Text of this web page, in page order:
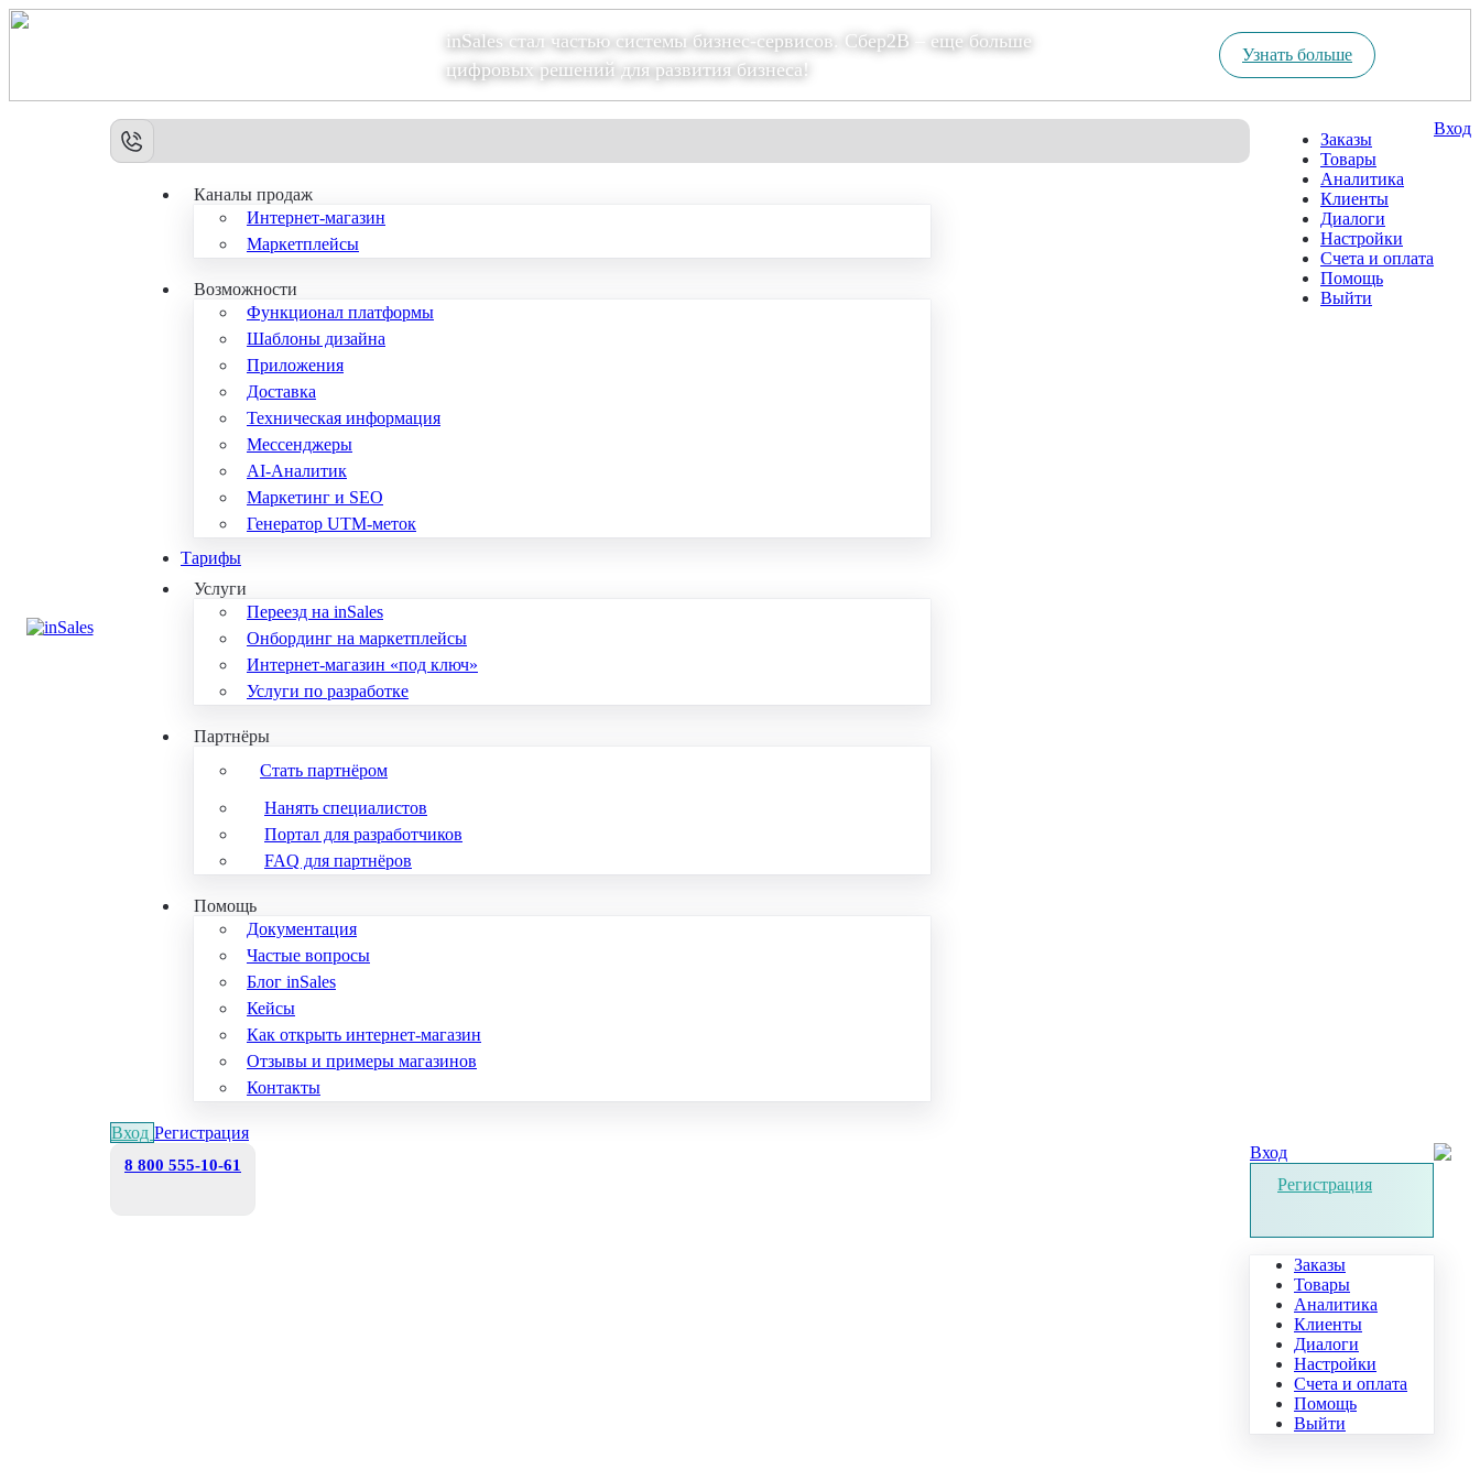
inSales стал частью системы бизнес-сервисов. Сбер2В – еще больше
цифровых решений для развития бизнеса!
Узнать больше
Каналы продаж
Интернет-магазин
Маркетплейсы
Возможности
Функционал платформы
Шаблоны дизайна
Приложения
Доставка
Техническая информация
Мессенджеры
AI-Аналитик
Маркетинг и SEO
Генератор UTM-меток
Тарифы
Услуги
Переезд на inSales
Онбординг на маркетплейсы
Интернет-магазин «под ключ»
Услуги по разработке
Партнёры
Стать партнёром
Нанять специалистов
Портал для разработчиков
FAQ для партнёров
Помощь
Документация
Частые вопросы
Блог inSales
Кейсы
Как открыть интернет-магазин
Отзывы и примеры магазинов
Контакты
Вход Регистрация
Заказы
Товары
Аналитика
Клиенты
Диалоги
Настройки
Счета и оплата
Помощь
Выйти
Вход
8 800 555-10-61
Вход
Регистрация
Заказы
Товары
Аналитика
Клиенты
Диалоги
Настройки
Счета и оплата
Помощь
Выйти